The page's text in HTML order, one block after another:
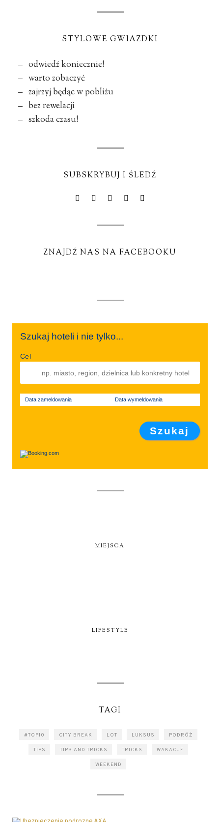
STYLOWE GWIAZDKI
– odwiedź koniecznie!
– warto zobaczyć
– zajrzyj będąc w pobliżu
– bez rewelacji
– szkoda czasu!
SUBSKRYBUJ I ŚLEDŹ
ZNAJDŹ NAS NA FACEBOOKU
Szukaj hoteli i nie tylko...
Cel
Data zameldowania Data wymeldowania
MIEJSCA
LIFESTYLE
TAGI
#TOP10 CITY BREAK LOT LUKSUS PODRÓŻ
TIPS TIPS AND TRICKS TRICKS WAKACJE
WEEKEND